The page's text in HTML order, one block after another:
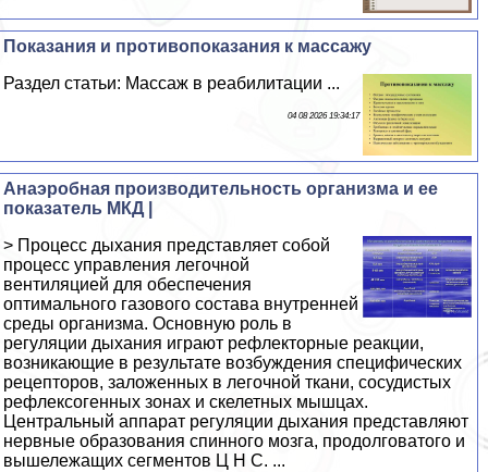
Показания и противопоказания к массажу
Раздел статьи: Массаж в реабилитации ...
04 08 2026 19:34:17
Анаэробная производительность организма и ее
показатель МКД |
> Процесс дыхания представляет собой
процесс управления легочной
вентиляцией для обеспечения
оптимального газового состава внутренней
среды организма. Основную роль в
регуляции дыхания играют рефлекторные реакции,
возникающие в результате возбуждения специфических
рецепторов, заложенных в легочной ткани, сосудистых
рефлексогенных зонах и скелетных мышцах.
Центральный аппарат регуляции дыхания представляют
нервные образования спинного мозга, продолговатого и
вышележащих сегментов Ц Н С. ...